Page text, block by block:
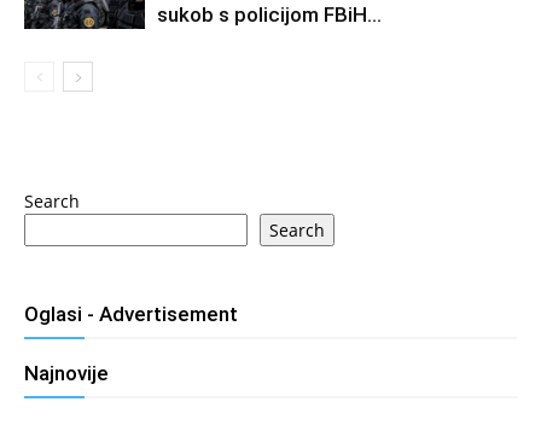
sukob s policijom FBiH…
Search
Search
Oglasi - Advertisement
Najnovije